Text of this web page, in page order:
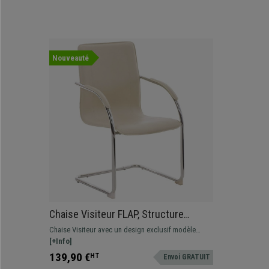
Nouveauté
Chaise Visiteur FLAP, Structure
Métallique, Design élégant et
moderne, Cuir, Crème
Chaise Visiteur avec un design exclusif modèle
FLAP. Assise et dossier commodes avec revêtement
en cuir synthétique de grande qualité.
[+Info]
139,90 €HT Envoi GRATUIT